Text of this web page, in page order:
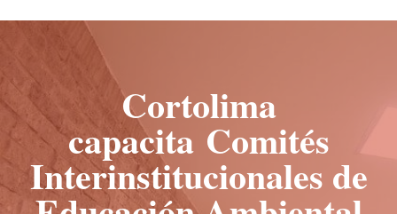
Cortolima
capacita Comités
Interinstitucionales de